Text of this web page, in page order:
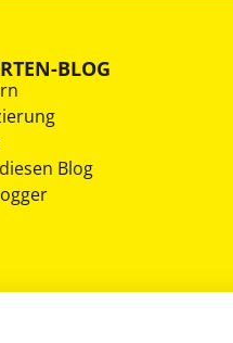
BLOG
Blog